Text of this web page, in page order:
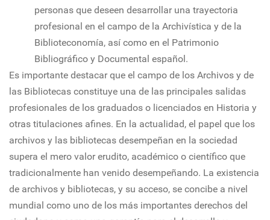
personas que deseen desarrollar una trayectoria
profesional en el campo de la Archivística y de la
Biblioteconomía, así como en el Patrimonio
Bibliográfico y Documental español.
Es importante destacar que el campo de los Archivos y de
las Bibliotecas constituye una de las principales salidas
profesionales de los graduados o licenciados en Historia y
otras titulaciones afines. En la actualidad, el papel que los
archivos y las bibliotecas desempeñan en la sociedad
supera el mero valor erudito, académico o científico que
tradicionalmente han venido desempeñando. La existencia
de archivos y bibliotecas, y su acceso, se concibe a nivel
mundial como uno de los más importantes derechos del